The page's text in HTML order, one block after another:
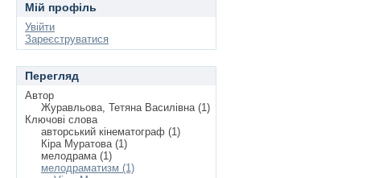
Мій профіль
Увійти
Зареєструватися
Перегляд
Автор
Журавльова, Тетяна Василівна (1)
Ключові слова
авторський кінематограф (1)
Кіра Муратова (1)
мелодрама (1)
мелодраматизм (1)